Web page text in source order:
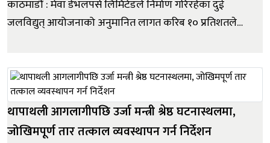
काठमाडौं : मेवा डेभलपर्स लिमिटेडले निर्माण गरिरहेका दुई
जलविद्युत् आयोजनाको अनुमानित लागत करिब १० प्रतिशतले
आयोजना र ९.३ मेगावाटको सिवा खोला जलविद्युत् आयोजनाको
कुल लागत...
थापाथली आगलागीपछि उर्जा मन्त्री श्रेष्ठ घटनास्थलमा,
जोखिमपूर्ण तार तत्काल व्यवस्थापन गर्न निर्देशन